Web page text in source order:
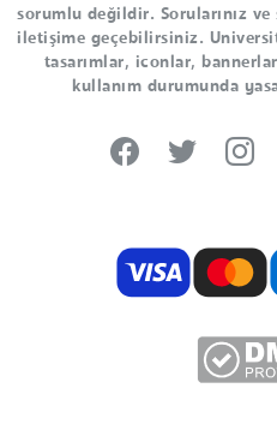
sorumlu değildir. Sorularınız
iletişime geçebilirsiniz.
tasarımlar, iconlar,
kullanım durumunda